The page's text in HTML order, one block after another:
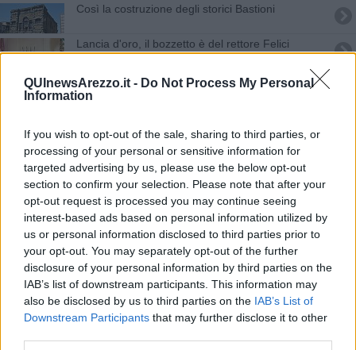
QUInewsArezzo.it - Do Not Process My Personal
Information
If you wish to opt-out of the sale, sharing to third parties, or
processing of your personal or sensitive information for
targeted advertising by us, please use the below opt-out
section to confirm your selection. Please note that after your
opt-out request is processed you may continue seeing
interest-based ads based on personal information utilized by
us or personal information disclosed to third parties prior to
your opt-out. You may separately opt-out of the further
disclosure of your personal information by third parties on the
IAB’s list of downstream participants. This information may
also be disclosed by us to third parties on the IAB’s List of
Downstream Participants that may further disclose it to other
Così la costruzione degli storici Bastioni
Lancia d'oro, il bozzetto è del rettore Felici
I quartieri dal medioevo alla Giostra
Giostra, gli eventi del venerdì nei quartieri
Giostra, vincitori e vinti in attesa di settembre
Porta Santo Spirito, è cena della vittoria
Il mondo della Giostra rende omaggio a San
Donato
Giostra, tra chi mira al cappotto chi al riscatto
Verso la Giostra tra caccia ai ticket e cerimonie